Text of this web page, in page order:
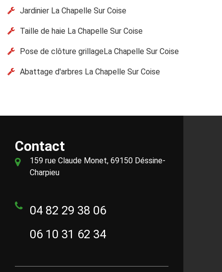
Jardinier La Chapelle Sur Coise
Taille de haie La Chapelle Sur Coise
Pose de clôture grillageLa Chapelle Sur Coise
Abattage d'arbres La Chapelle Sur Coise
Contact
159 rue Claude Monet, 69150 Déssine-
Charpieu
04 82 29 38 06
06 10 31 62 34